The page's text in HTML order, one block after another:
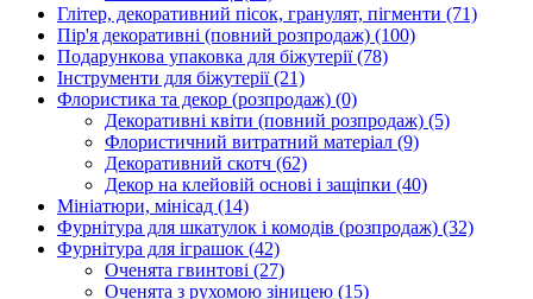
Глітер, декоративний пісок, гранулят, пігменти (71)
Пір'я декоративні (повний розпродаж) (100)
Подарункова упаковка для біжутерії(78)
Інструменти для біжутерії(21)
Флористика та декор (розпродаж) (0)
Декоративні квіти (повний розпродаж) (5)
Флористичний витратний матеріал (9)
Декоративний скотч (62)
Декор на клейовій основі і защіпки (40)
Мініатюри, мінісад (14)
Фурнітура для шкатулок і комодів (розпродаж) (32)
Фурнітура для іграшок (42)
Оченята гвинтові (27)
Оченята з рухомою зіницею (15)